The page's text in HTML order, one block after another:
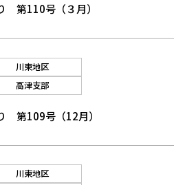
第110号（３月）
川東地区
高津支部
第109号（12月）
川東地区